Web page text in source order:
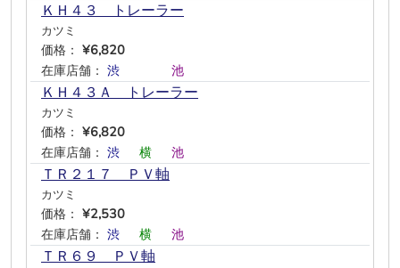
ＫＨ４３ トレーラー
カツミ
価格： ¥6,820
在庫店舗： 渋 池
ＫＨ４３Ａ トレーラー
カツミ
価格： ¥6,820
在庫店舗： 渋 横 池
ＴＲ２１７ ＰＶ軸
カツミ
価格： ¥2,530
在庫店舗： 渋 横 池
ＴＲ６９ ＰＶ軸